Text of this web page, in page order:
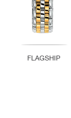
FLAGSHIP